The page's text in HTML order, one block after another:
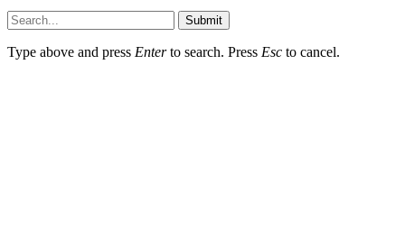
Submit
Type above and press Enterto search. Press Esc to cancel.